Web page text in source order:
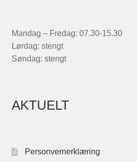
Mandag – Fredag: 07.30-15.30
Lørdag: stengt
Søndag: stengt
AKTUELT
Personvernerklæring